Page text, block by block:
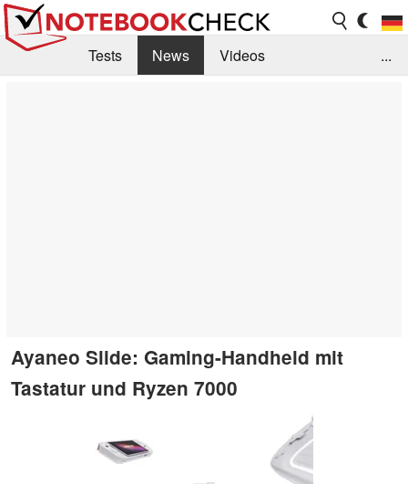
Tests News
Videos
...
Ayaneo Slide: Gaming-Handheld mit
Tastatur und Ryzen 7000